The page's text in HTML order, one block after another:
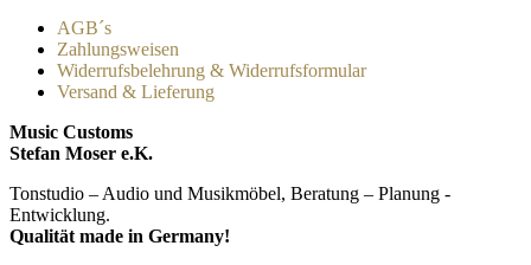
AGB´s
Zahlungsweisen
Widerrufsbelehrung & Widerrufsformular
Versand & Lieferung
Music Customs
Stefan Moser e.K.
Tonstudio – Audio und Musikmöbel, Beratung – Planung -
Entwicklung.
Qualität made in Germany!